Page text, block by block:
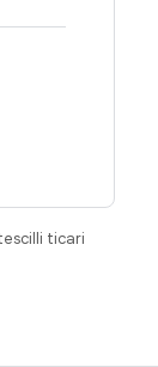
ticari